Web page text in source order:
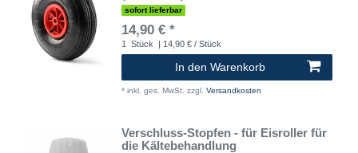
sofort lieferbar
14,90 € *
1 Stück | 14,90 € / Stück
In den Warenkorb
* inkl. ges. MwSt. zzgl. Versandkosten
Verschluss-Stopfen - für Eisroller für
die Kältebehandlung